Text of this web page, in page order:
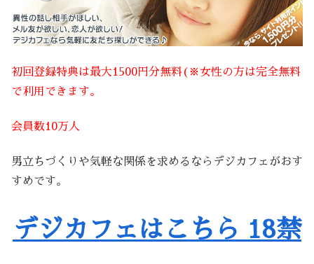
初回登録特典は最大1500円分無料(※女性の方は完全無料
で利用できます。
会員数10万人
男立ちづくりや気軽な関係を求めるならデジカフェがおす
すめです。
デジカフェはこちら 18禁